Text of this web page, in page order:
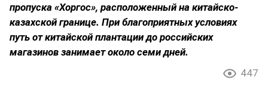
пропуска «Хоргос», расположенный на китайско-
казахской границе. При благоприятных условиях
путь от китайской плантации до российских
магазинов занимает около семи дней.
447